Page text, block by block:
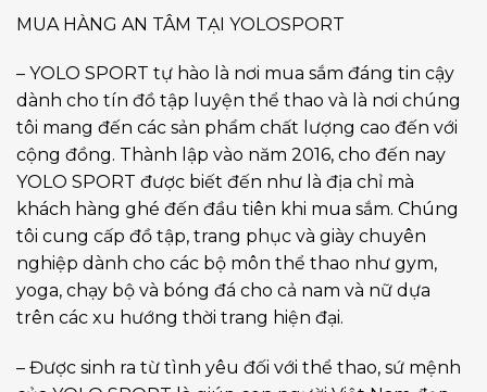
MUA HÀNG AN TÂM TẠI YOLOSPORT
– YOLO SPORT tự hào là nơi mua sắm đáng tin cậy
dành cho tín đồ tập luyện thể thao và là nơi chúng
tôi mang đến các sản phẩm chất lượng cao đến với
cộng đồng. Thành lập vào năm 2016, cho đến nay
YOLO SPORT được biết đến như là địa chỉ mà
khách hàng ghé đến đầu tiên khi mua sắm. Chúng
tôi cung cấp đồ tập, trang phục và giày chuyên
nghiệp dành cho các bộ môn thể thao như gym,
yoga, chạy bộ và bóng đá cho cả nam và nữ dựa
trên các xu hướng thời trang hiện đại.
– Được sinh ra từ tình yêu đối với thể thao, sứ mệnh